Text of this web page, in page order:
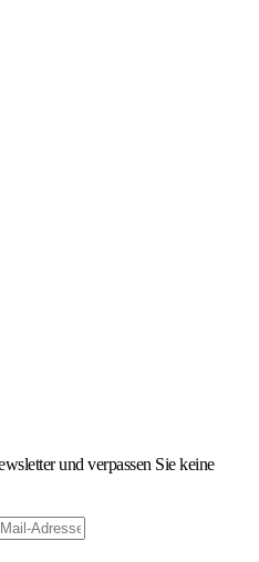
und verpassen Sie keine